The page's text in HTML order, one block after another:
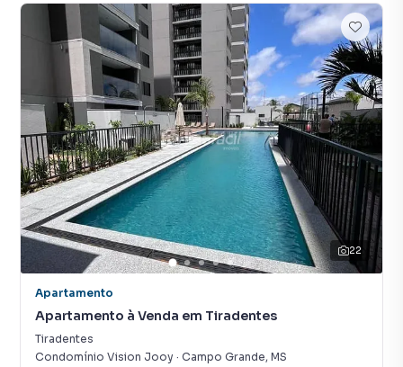
22
Apartamento
Apartamento à Venda em Tiradentes
Tiradentes
Condomínio Vision Jooy · Campo Grande, MS